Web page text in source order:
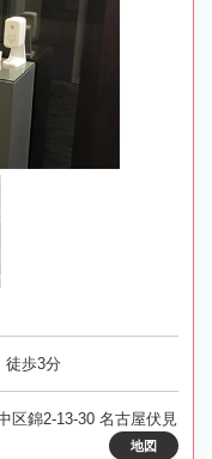
徒歩3分
区錦2-13-30 名古屋伏見
地図